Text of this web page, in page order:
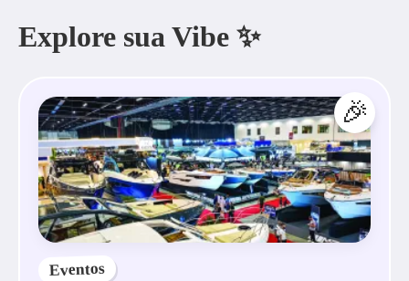
Explore sua Vibe ✨
🎉
Eventos